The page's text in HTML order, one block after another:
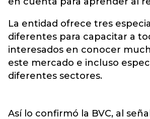
La entidad ofrece tres
diferentes para capacitar a
interesados en conocer
este mercado e incluso
diferentes sectores.
Así lo confirmó la BVC, al